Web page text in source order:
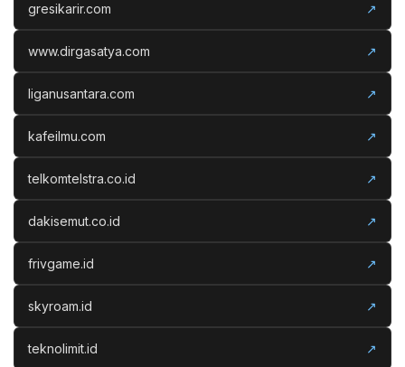
gresikarir.com ↗
www.dirgasatya.com ↗
liganusantara.com ↗
kafeilmu.com ↗
telkomtelstra.co.id ↗
dakisemut.co.id ↗
frivgame.id ↗
skyroam.id ↗
teknolimit.id ↗